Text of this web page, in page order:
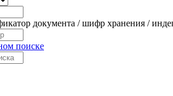
документа / шифр хранения /
поиске